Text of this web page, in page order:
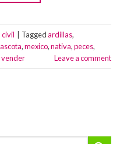
civil | Taggedardillas,
,mexico,nativa,peces,
vender Leave a comment